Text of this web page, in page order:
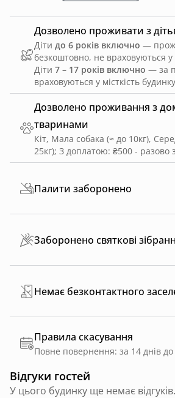
Дозволено проживання з
тваринами
Кіт, Мала собака (≈ до 10кг),
25кг); З доплатою: ₴500 - разово
Дозволено проживати з
Діти до 6 років включно —
безкоштовно, не враховуються у
Діти 7 – 17 років включно — за
враховуються у місткість
Палити заборонено
Заборонено святкові
Немає безконтактного
Правила скасування
Відгуки гостей
У цього будинку ще немає